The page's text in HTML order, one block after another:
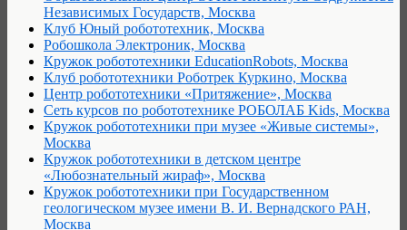
Независимых Государств, Москва
Клуб Юный робототехник, Москва
Робошкола Электроник, Москва
Кружок робототехники EducationRobots, Москва
Клуб робототехники Роботрек Куркино, Москва
Центр робототехники «Притяжение», Москва
Сеть курсов по робототехнике РОБОЛАБ Kids, Москва
Кружок робототехники при музее «Живые системы»,
Москва
Кружок робототехники в детском центре
«Любознательный жираф», Москва
Кружок робототехники при Государственном
геологическом музее имени В. И. Вернадского РАН,
Москва